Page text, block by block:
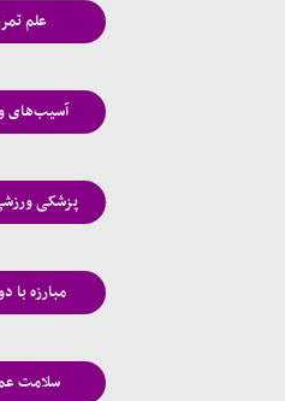
علم
آسیب‌های
پزشکی
مبارزه با
سلامت